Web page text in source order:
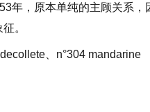
年，原本单纯的主顾关系，
。
、n°304 mandarine